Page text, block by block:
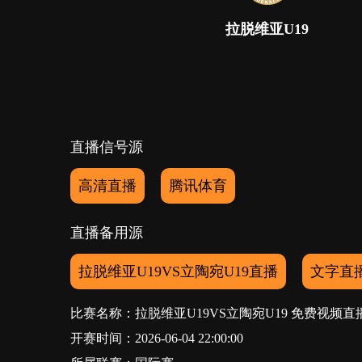
拉脱维亚U19
直播信号源
高清直播 腾讯体育
直播备用源
拉脱维亚U19VS立陶宛U19直播 文字直
比赛名称：拉脱维亚U19VS立陶宛U19 免费视频直
开赛时间：2026-06-04 22:00:00